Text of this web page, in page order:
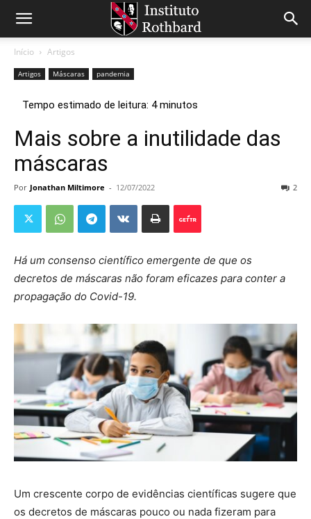
Início Artigos
Artigos Máscaras pandemia
Mais sobre a inutilidade das
máscaras
Por Jonathan Miltimore - 12/07/2022 2
Há um consenso científico emergente de que os
decretos de máscaras não foram eficazes para conter a
propagação do Covid-19.
Um crescente corpo de evidências científicas sugere que
os decretos de máscaras pouco ou nada fizeram para